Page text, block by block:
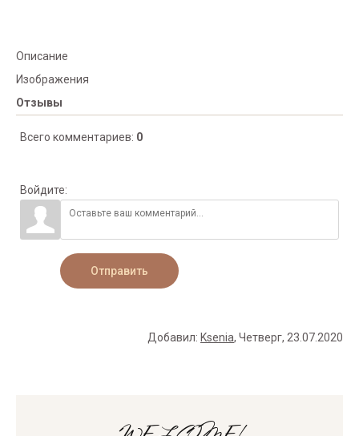
Описание
Изображения
Отзывы
Всего комментариев: 0
Войдите:
Отправить
Добавил: Ksenia, Четверг, 23.07.2020